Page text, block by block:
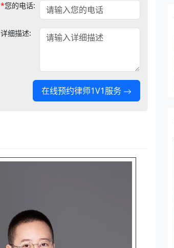
*您的电话:
详细描述:
在线预约律师1V1服务